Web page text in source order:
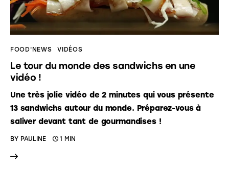
FOOD'NEWS VIDÉOS
Le tour du monde des sandwichs en une
vidéo !
Une très jolie vidéo de 2 minutes qui vous présente
13 sandwichs autour du monde. Préparez-vous à
saliver devant tant de gourmandises !
BY PAULINE 1 MIN